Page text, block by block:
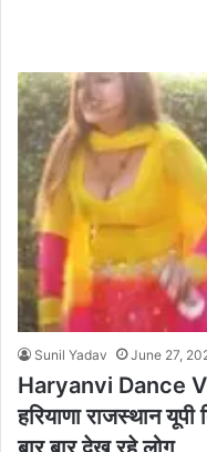
Sunil Yadav June 27,
Haryanvi Dance
हरियाणा राजस्थान यूपी